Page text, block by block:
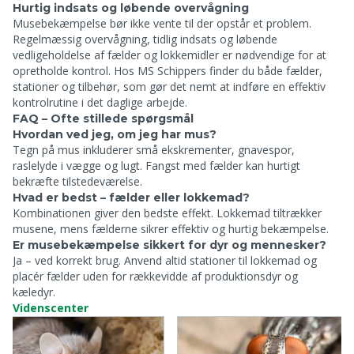
Hurtig indsats og løbende overvågning
Musebekæmpelse bør ikke vente til der opstår et problem.
Regelmæssig overvågning, tidlig indsats og løbende
vedligeholdelse af fælder og lokkemidler er nødvendige for at
opretholde kontrol. Hos MS Schippers finder du både fælder,
stationer og tilbehør, som gør det nemt at indføre en effektiv
kontrolrutine i det daglige arbejde.
FAQ – Ofte stillede spørgsmål
Hvordan ved jeg, om jeg har mus?
Tegn på mus inkluderer små ekskrementer, gnavespor,
raslelyde i vægge og lugt. Fangst med fælder kan hurtigt
bekræfte tilstedeværelse.
Hvad er bedst – fælder eller lokkemad?
Kombinationen giver den bedste effekt. Lokkemad tiltrækker
musene, mens fælderne sikrer effektiv og hurtig bekæmpelse.
Er musebekæmpelse sikkert for dyr og mennesker?
Ja – ved korrekt brug. Anvend altid stationer til lokkemad og
placér fælder uden for rækkevidde af produktionsdyr og
kæledyr.
Videnscenter